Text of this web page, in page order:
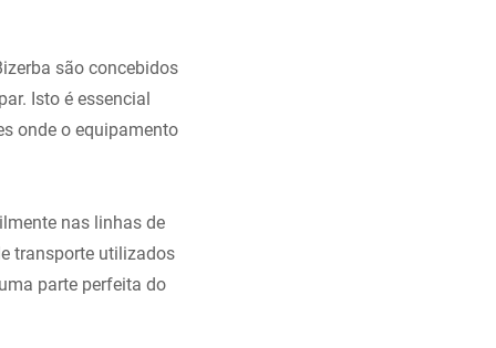
são concebidos
Isto é essencial
onde o equipamento
nas linhas de
transporte utilizados
parte perfeita do